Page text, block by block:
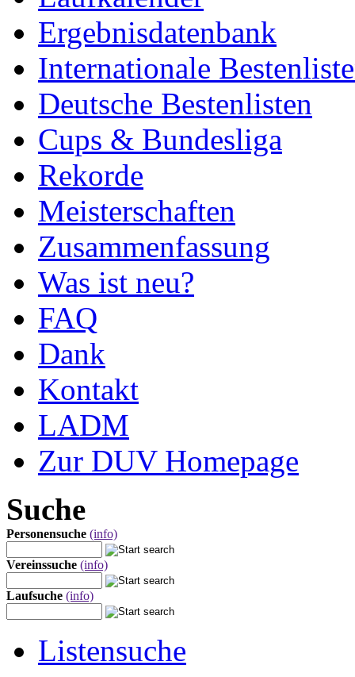
Ergebnisdatenbank
Internationale
Deutsche Bestenlisten
Cups & Bundesliga
Rekorde
Meisterschaften
Zusammenfassung
Was ist neu?
FAQ
Dank
Kontakt
LADM
Zur DUV Homepage
Suche
Personensuche (info)
Vereinssuche (info)
Laufsuche (info)
Listensuche